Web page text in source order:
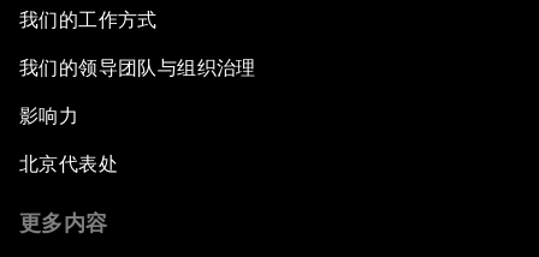
我们的工作方式
我们的领导团队与组织治理
影响力
北京代表处
更多内容